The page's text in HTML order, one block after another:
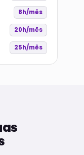
8h/mês
20h/mês
25h/mês